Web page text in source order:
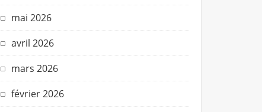
mai 2026
avril 2026
mars 2026
février 2026